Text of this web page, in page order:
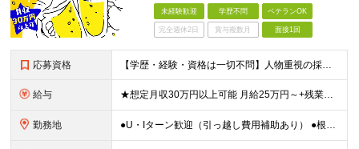
未経験歓迎 学歴不問 ベテランOK
完全週休2日 賞与複数月 面接1回
応募資格 【学歴・経験・資格は一切不問】人物重視の採用です！ ★社会人デビュー・第二新卒歓迎！ ＼1つでも当てはまる方は大歓迎／ □ものづくりや工作が好き・興味がある □コツコツ丁寧な作業が得意 □残業を減ら
給与 ★想定月収30万円以上可能 月給25万円～+残業代全額支給＋各種手当+賞与年2回 ※試用期間2ヶ月あり（給与・待遇に差異はありません） ※残業代・深夜割増手当は全額支給します ★賞与年2回（6月・
勤務地 ●U・Iターン歓迎（引っ越し費用補助あり） ●根岸駅より無料送迎バスあり ●車･バイク・自転車通勤OK ■本牧営業所／神奈川県横浜市中区豊浦町2-3 (変更の範囲)上記を除く当社関連勤務地